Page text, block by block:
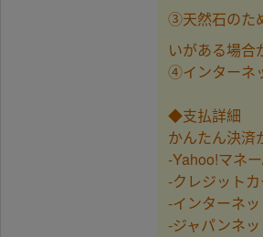
③天然石のた
いがある場合
④インターネ
◆支払詳細
かんたん決済
-Yahoo!マネ
-クレジットカ
-インターネ
-ジャパンネ